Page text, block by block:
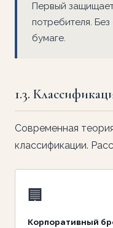
Первый
потребителя.
бумаге.
1.3.
Современная
классификации.
🏢
Корпоративный